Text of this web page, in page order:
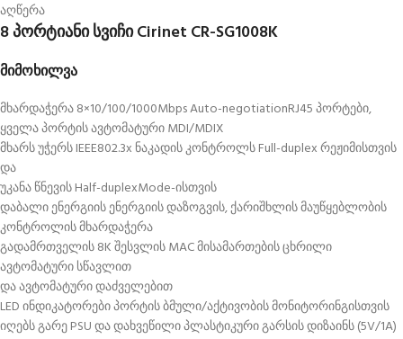
აღწერა
8 პორტიანი სვიჩი Cirinet CR-SG1008K
მიმოხილვა
მხარდაჭერა 8×10/100/1000Mbps Auto-negotiationRJ45 პორტები,
ყველა პორტის ავტომატური MDI/MDIX
მხარს უჭერს IEEE802.3x ნაკადის კონტროლს Full-duplex რეჟიმისთვის
და
უკანა წნევის Half-duplexMode-ისთვის
დაბალი ენერგიის ენერგიის დაზოგვის, ქარიშხლის მაუწყებლობის
კონტროლის მხარდაჭერა
გადამრთველის 8K შესვლის MAC მისამართების ცხრილი
ავტომატური სწავლით
და ავტომატური დაძველებით
LED ინდიკატორები პორტის ბმული/აქტივობის მონიტორინგისთვის
იღებს გარე PSU და დახვეწილი პლასტიკური გარსის დიზაინს (5V/1A)